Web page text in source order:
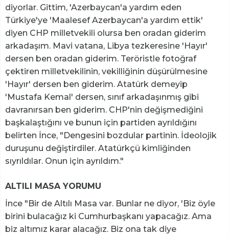
diyorlar. Gittim, 'Azerbaycan'a yardım eden
Türkiye'ye 'Maalesef Azerbaycan'a yardım ettik'
diyen CHP milletvekili olursa ben oradan giderim
arkadaşım. Mavi vatana, Libya tezkeresine 'Hayır'
dersen ben oradan giderim. Teröristle fotoğraf
çektiren milletvekilinin, vekilliğinin düşürülmesine
'Hayır' dersen ben giderim. Atatürk demeyip
'Mustafa Kemal' dersen, sınıf arkadaşınmış gibi
davranırsan ben giderim. CHP'nin değişmediğini
başkalaştığını ve bunun için partiden ayrıldığını
belirten İnce, "Dengesini bozdular partinin. İdeolojik
duruşunu değiştirdiler. Atatürkçü kimliğinden
sıyrıldılar. Onun için ayrıldım."
ALTILI MASA YORUMU
İnce "Bir de Altılı Masa var. Bunlar ne diyor, 'Biz öyle
birini bulacağız ki Cumhurbaşkanı yapacağız. Ama
biz altımız karar alacağız. Biz ona tak diye